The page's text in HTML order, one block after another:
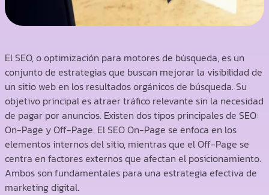
El SEO, o optimización para motores de búsqueda, es un
conjunto de estrategias que buscan mejorar la visibilidad de
un sitio web en los resultados orgánicos de búsqueda. Su
objetivo principal es atraer tráfico relevante sin la necesidad
de pagar por anuncios. Existen dos tipos principales de SEO:
On-Page y Off-Page. El SEO On-Page se enfoca en los
elementos internos del sitio, mientras que el Off-Page se
centra en factores externos que afectan el posicionamiento.
Ambos son fundamentales para una estrategia efectiva de
marketing digital.